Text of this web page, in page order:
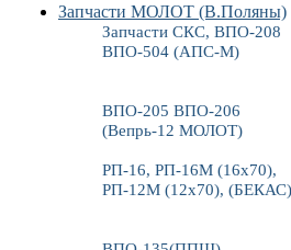
Запчасти МОЛОТ (В.Поляны)
Запчасти СКС, ВПО-208
ВПО-504 (АПС-М)
ВПО-205 ВПО-206
(Вепрь-12 МОЛОТ)
РП-16, РП-16М (16х70),
РП-12М (12х70), (БЕКАС)